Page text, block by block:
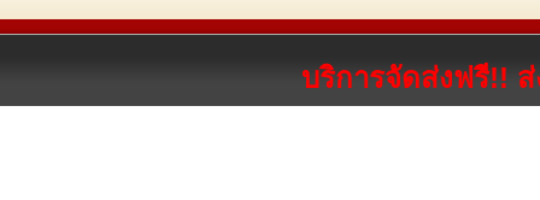
บริการจัดส่งฟรี!!